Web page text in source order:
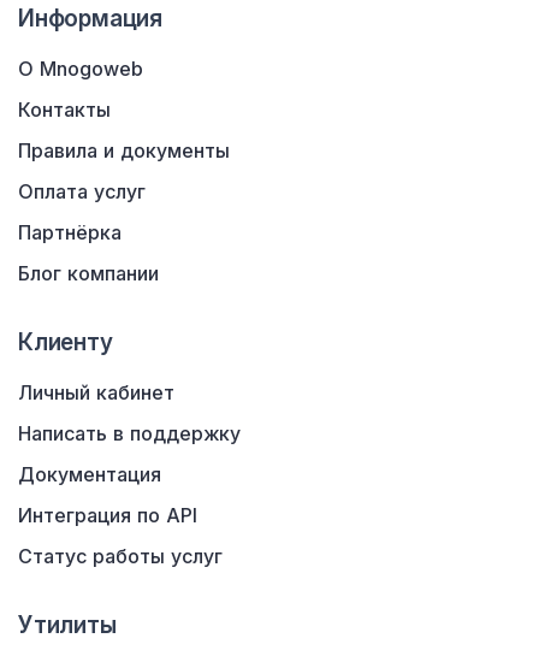
Информация
О Mnogoweb
Контакты
Правила и документы
Оплата услуг
Партнёрка
Блог компании
Клиенту
Личный кабинет
Написать в поддержку
Документация
Интеграция по API
Статус работы услуг
Утилиты